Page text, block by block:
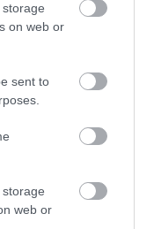
on web or
sent to
web or